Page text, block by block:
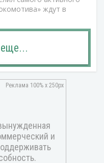
ждут в
еще...